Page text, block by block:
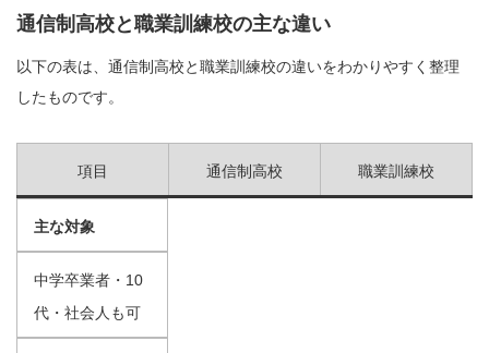
通信制高校と職業訓練校の主な違い
以下の表は、通信制高校と職業訓練校の違いをわかりやすく整理
したものです。
項目 通信制高校 職業訓練校
主な対象
中学卒業者・10
代・社会人も可